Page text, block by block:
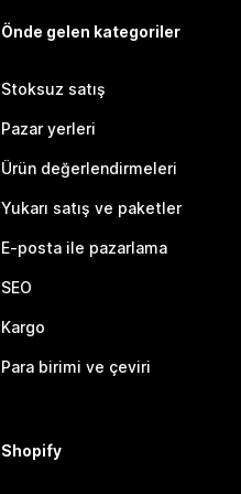
Önde gelen kategoriler
Stoksuz satış
Pazar yerleri
Ürün değerlendirmeleri
Yukarı satış ve paketler
E-posta ile pazarlama
SEO
Kargo
Para birimi ve çeviri
Shopify